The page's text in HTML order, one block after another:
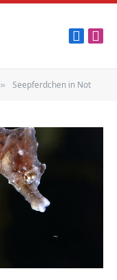
» Seepferdchen in Not